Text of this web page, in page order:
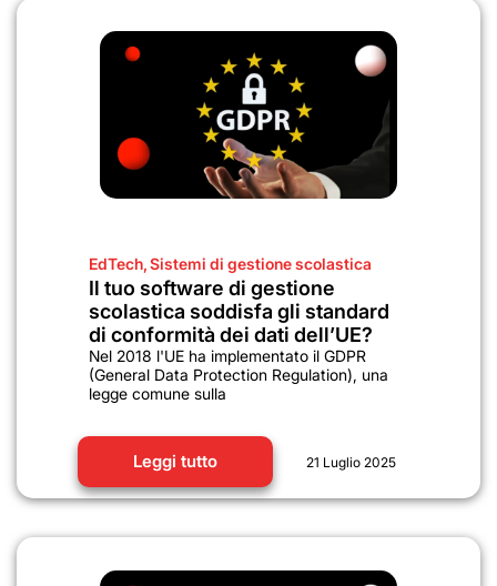
EdTech,Sistemi di gestione scolastica
Il tuo software di gestione
scolastica soddisfa gli standard
di conformità dei dati dell’UE?
Nel 2018 l'UE ha implementato il GDPR
(General Data Protection Regulation), una
legge comune sulla
Leggi tutto 21 Luglio 2025